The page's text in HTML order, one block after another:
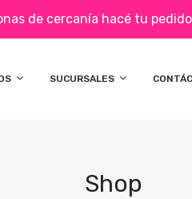
de cercanía hacé tu
SUCURSALES
Shop